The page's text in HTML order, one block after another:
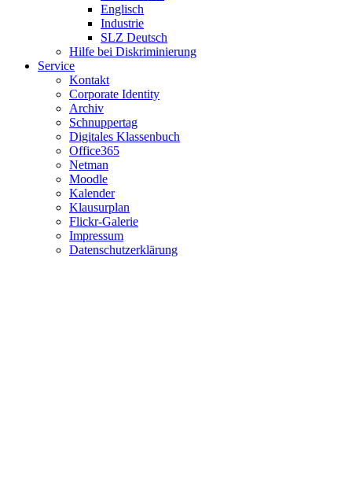
Englisch
Industrie
SLZ Deutsch
Hilfe bei Diskriminierung
Service
Kontakt
Corporate Identity
Archiv
Schnuppertag
Digitales Klassenbuch
Office365
Netman
Moodle
Kalender
Klausurplan
Flickr-Galerie
Impressum
Datenschutzerklärung